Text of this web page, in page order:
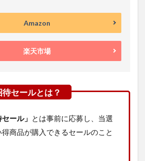
Amazon
楽天市場
ール」 とは事前に応募し、当選
商品が購入できるセールのこと